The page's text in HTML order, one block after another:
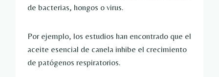
de bacterias, hongos o virus.
Por ejemplo, los estudios han encontrado que el
aceite esencial de canela inhibe el crecimiento
de patógenos respiratorios.